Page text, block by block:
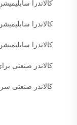
کالاندرا سابلیمیشن
کالاندرا
کالاندرا
کالاندر صنعتی
کالاندر صنعتی